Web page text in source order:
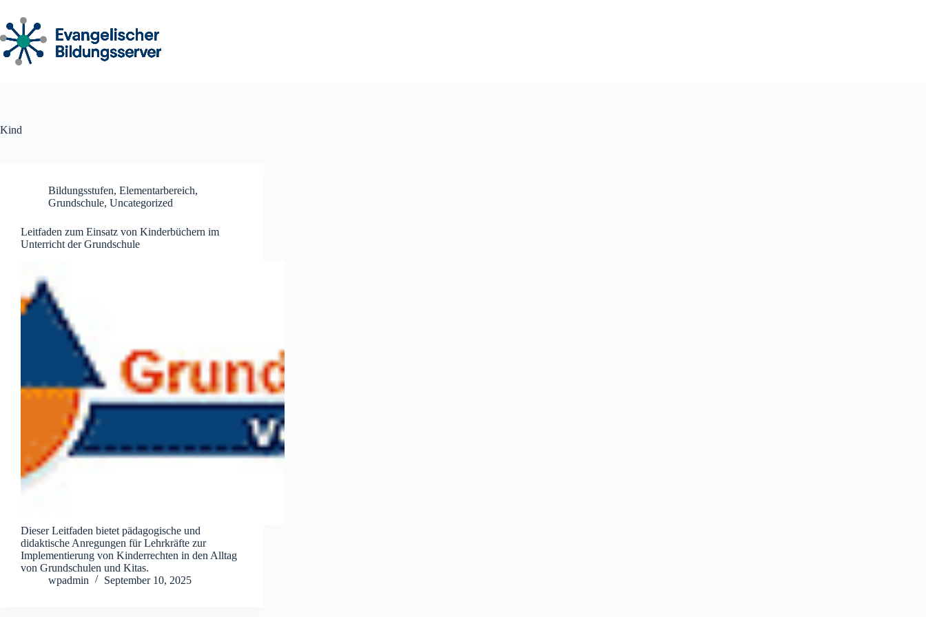
Inhalt
springen
Kind
Bildungsstufen, Elementarbereich,
Grundschule, Uncategorized
Leitfaden zum Einsatz von Kinderbüchern im
Unterricht der Grundschule
Dieser Leitfaden bietet pädagogische und
didaktische Anregungen für Lehrkräfte zur
Implementierung von Kinderrechten in den Alltag
von Grundschulen und Kitas.
wpadmin
September 10, 2025